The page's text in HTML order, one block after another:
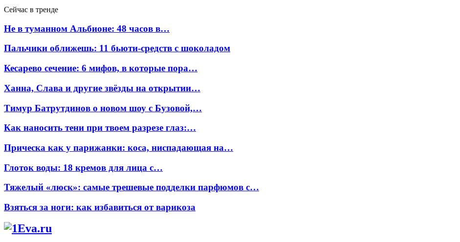
Сейчас в тренде
Не в туманном Альбионе: 48 часов в…
Пальчики оближешь: 11 бьюти-средств с шоколадом
Кесарево сечение: 6 мифов, в которые пора…
Ханна, Слава и другие звёзды на открытии…
Тимур Батрутдинов о новом шоу с Бузовой,…
Как наносить тени при твоем разрезе глаз:…
Прическа как у парижанки: коса, ниспадающая на…
Глоток воды: 18 кремов для лица с…
Тяжелый «люск»: самые трешевые подделки парфюмов с…
Взяться за ноги: как избавиться от варикоза